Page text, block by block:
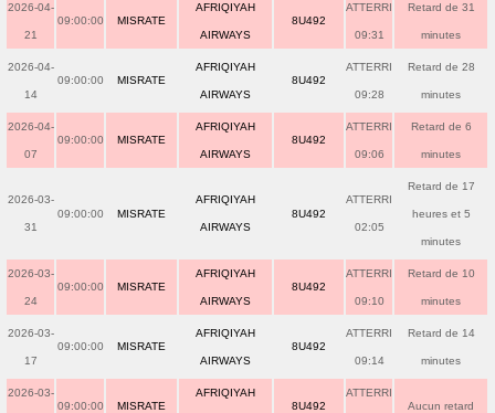
2026-04-
21
09:00:00 MISRATE
AFRIQIYAH
AIRWAYS
8U492
ATTERRI
09:31
Retard de 31
minutes
2026-04-
14
09:00:00 MISRATE
AFRIQIYAH
AIRWAYS
8U492
ATTERRI
09:28
Retard de 28
minutes
2026-04-
07
09:00:00 MISRATE
AFRIQIYAH
AIRWAYS
8U492
ATTERRI
09:06
Retard de 6
minutes
2026-03-
31
09:00:00 MISRATE
AFRIQIYAH
AIRWAYS
8U492
ATTERRI
02:05
Retard de 17
heures et 5
minutes
2026-03-
24
09:00:00 MISRATE
AFRIQIYAH
AIRWAYS
8U492
ATTERRI
09:10
Retard de 10
minutes
2026-03-
17
09:00:00 MISRATE
AFRIQIYAH
AIRWAYS
8U492
ATTERRI
09:14
Retard de 14
minutes
2026-03-
09:00:00 MISRATE
AFRIQIYAH
8U492
ATTERRI
Aucun retard